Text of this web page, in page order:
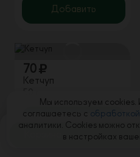
Добавить
70
Кетчуп
Добавить
Мы используем cookies.
соглашаетесь с
аналитики. Cookies можно
в настройках